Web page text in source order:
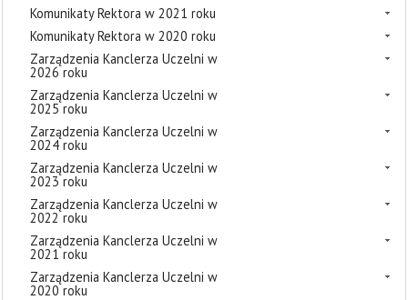
Komunikaty Rektora w 2021 roku
Komunikaty Rektora w 2020 roku
Zarządzenia Kanclerza Uczelni w
2026 roku
Zarządzenia Kanclerza Uczelni w
2025 roku
Zarządzenia Kanclerza Uczelni w
2024 roku
Zarządzenia Kanclerza Uczelni w
2023 roku
Zarządzenia Kanclerza Uczelni w
2022 roku
Zarządzenia Kanclerza Uczelni w
2021 roku
Zarządzenia Kanclerza Uczelni w
2020 roku